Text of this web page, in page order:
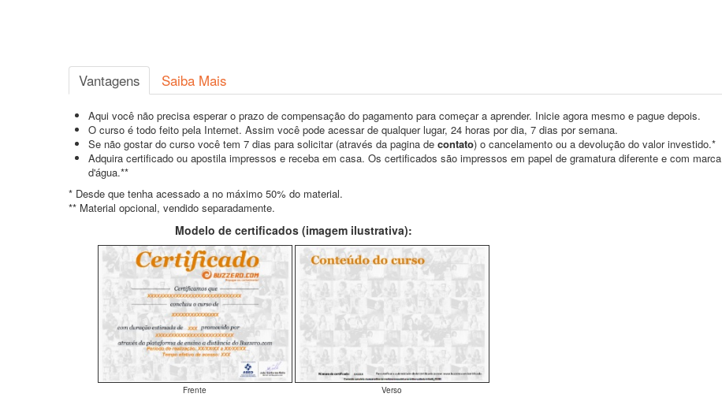
Vantagens Saiba Mais
Aqui você não precisa esperar o prazo de compensação do pagamento para começar a aprender. Inicie agora mesmo e pague depois.
O curso é todo feito pela Internet. Assim você pode acessar de qualquer lugar, 24 horas por dia, 7 dias por semana.
Se não gostar do curso você tem 7 dias para solicitar (através da pagina de contato) o cancelamento ou a devolução do valor investido.*
Adquira certificado ou apostila impressos e receba em casa. Os certificados são impressos em papel de gramatura diferente e com marca
d'água.**
* Desde que tenha acessado a no máximo 50% do material.
** Material opcional, vendido separadamente.
Modelo de certificados (imagem ilustrativa):
Frente Verso